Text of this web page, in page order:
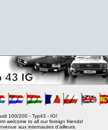
100/200 - Typ43 - IG!
welcome to all our foreign friends!
aux internautes d'ailleurs.